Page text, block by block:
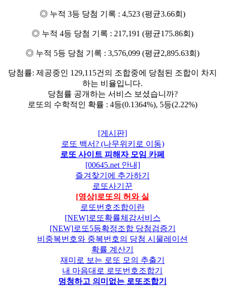
◎ 누적 3등 당첨 기록 : 4,523 (평균3.66회)
◎ 누적 4등 당첨 기록 : 217,191 (평균175.86회)
◎ 누적 5등 당첨 기록 : 3,576,099 (평균2,895.63회)
당첨률: 제공중인 129,115건의 조합중에 당첨된 조합이 차지
하는 비율입니다.
당첨률 공개하는 서비스 보셨습니까?
로또의 수학적인 확률 : 4등(0.1364%), 5등(2.22%)
[게시판]
로또 백서? (나무위키로 이동)
로또 사이트 피해자 모임 카페
[00645.net 안내]
즐겨찾기에 추가하기
로또사기꾼
[영상]로또의 허와 실
로또번호조합이란
[NEW]로또확률체감서비스
[NEW]로또5등확정조합 당첨검증기
비중복번호와 중복번호의 당첨 시물레이션
확률 계산기
재미로 보는 로또 모의 추출기
내 마음대로 로또번호조합기
멍청하고 의미없는 로또조합기